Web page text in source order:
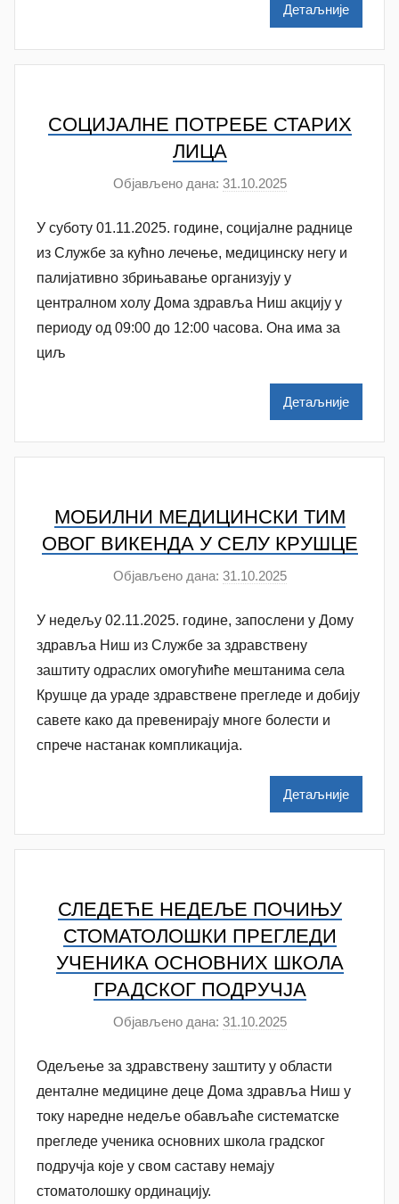
e
n
o
v
ć
Детаљније
СОЦИЈАЛНЕ ПОТРЕБЕ СТАРИХ
ЛИЦА
Објављено дана: 31.10.2025а
т
о
р
A
n
e
n
o
v
i
ć
У суботу 01.11.2025. године, социјалне раднице
из Службе за кућно лечење, медицинску негу и
палијативно збрињавање организују у
централном холу Дома здравља Ниш акцију у
периоду од 09:00 до 12:00 часова. Она има за
циљ
Детаљније
МОБИЛНИ МЕДИЦИНСКИ ТИМ
ОВОГ ВИКЕНДА У СЕЛУ КРУШЦЕ
Објављено дана: 31.10.2025а
т
о
р
A
n
e
n
o
v
i
ć
У недељу 02.11.2025. године, запослени у Дому
здравља Ниш из Службе за здравствену
заштиту одраслих омогућиће мештанима села
Крушце да ураде здравствене прегледе и добију
савете како да превенирају многе болести и
спрече настанак компликација.
Детаљније
СЛЕДЕЋЕ НЕДЕЉЕ ПОЧИЊУ
СТОМАТОЛОШКИ ПРЕГЛЕДИ
УЧЕНИКА ОСНОВНИХ ШКОЛА
ГРАДСКОГ ПОДРУЧЈА
Објављено дана: 31.10.2025а
т
о
р
A
Одељење за здравствену заштиту у области
денталне медицине деце Дома здравља Ниш у
току наредне недеље обављаће систематске
прегледе ученика основних школа градског
подручја које у свом саставу немају
стоматолошку ординацију.